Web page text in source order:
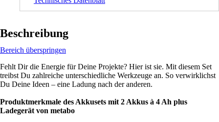
Beschreibung
Bereich überspringen
Fehlt Dir die Energie für Deine Projekte? Hier ist sie. Mit diesem Set
treibst Du zahlreiche unterschiedliche Werkzeuge an. So verwirklichst
Du Deine Ideen – eine Ladung nach der anderen.
Produktmerkmale des Akkusets mit 2 Akkus à 4 Ah plus
Ladegerät von metabo